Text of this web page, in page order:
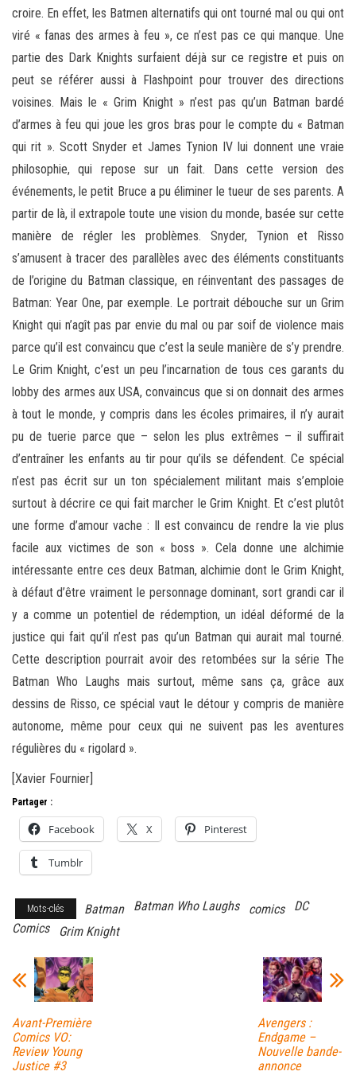
croire. En effet, les Batmen alternatifs qui ont tourné mal ou qui ont
viré « fanas des armes à feu », ce n’est pas ce qui manque. Une
partie des Dark Knights surfaient déjà sur ce registre et puis on
peut se référer aussi à Flashpoint pour trouver des directions
voisines. Mais le « Grim Knight » n’est pas qu’un Batman bardé
d’armes à feu qui joue les gros bras pour le compte du « Batman
qui rit ». Scott Snyder et James Tynion IV lui donnent une vraie
philosophie, qui repose sur un fait. Dans cette version des
événements, le petit Bruce a pu éliminer le tueur de ses parents. A
partir de là, il extrapole toute une vision du monde, basée sur cette
manière de régler les problèmes. Snyder, Tynion et Risso
s’amusent à tracer des parallèles avec des éléments constituants
de l’origine du Batman classique, en réinventant des passages de
Batman: Year One, par exemple. Le portrait débouche sur un Grim
Knight qui n’agît pas par envie du mal ou par soif de violence mais
parce qu’il est convaincu que c’est la seule manière de s’y prendre.
Le Grim Knight, c’est un peu l’incarnation de tous ces garants du
lobby des armes aux USA, convaincus que si on donnait des armes
à tout le monde, y compris dans les écoles primaires, il n’y aurait
pu de tuerie parce que – selon les plus extrêmes – il suffirait
d’entraîner les enfants au tir pour qu’ils se défendent. Ce spécial
n’est pas écrit sur un ton spécialement militant mais s’emploie
surtout à décrire ce qui fait marcher le Grim Knight. Et c’est plutôt
une forme d’amour vache : Il est convaincu de rendre la vie plus
facile aux victimes de son « boss ». Cela donne une alchimie
intéressante entre ces deux Batman, alchimie dont le Grim Knight,
à défaut d’être vraiment le personnage dominant, sort grandi car il
y a comme un potentiel de rédemption, un idéal déformé de la
justice qui fait qu’il n’est pas qu’un Batman qui aurait mal tourné.
Cette description pourrait avoir des retombées sur la série The
Batman Who Laughs mais surtout, même sans ça, grâce aux
dessins de Risso, ce spécial vaut le détour y compris de manière
autonome, même pour ceux qui ne suivent pas les aventures
régulières du « rigolard ».
[Xavier Fournier]
Partager :
Facebook X Pinterest
Tumblr
Mots-clés Batman Batman Who Laughs comics
DC
Comics
Grim Knight
Avant-Première
Comics VO:
Review Young
Justice #3
Avengers :
Endgame –
Nouvelle bande-
annonce